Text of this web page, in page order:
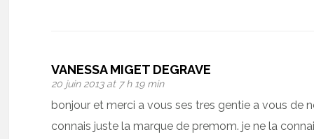
VANESSA MIGET DEGRAVE
20 juin 2013 at 7 h 19 min
bonjour et merci a vous ses tres gentie a vous de
connais juste la marque de premom. je ne la